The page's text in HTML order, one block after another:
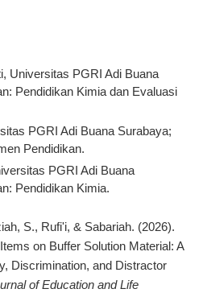
Universitas PGRI Adi Buana
Pendidikan Kimia dan Evaluasi
PGRI Adi Buana Surabaya;
Pendidikan.
PGRI Adi Buana
Pendidikan Kimia.
S., Rufi'i, & Sabariah. (2026).
on Buffer Solution Material: A
Discrimination, and Distractor
of Education and Life